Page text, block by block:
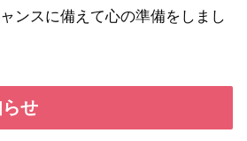
ンスに備えて心の準備をしまし
せ